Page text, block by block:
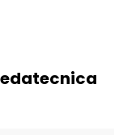
tecnica